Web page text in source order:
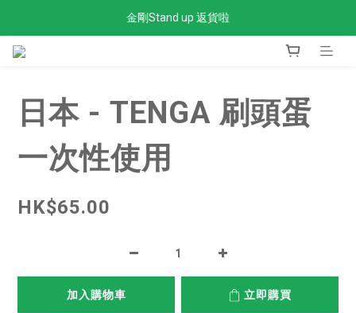
全單滿$300免運費
金剛Stand up 返貨啦
日本 - TENGA 刷頭蛋
一次性使用
HK$65.00
加入購物車 立即購買